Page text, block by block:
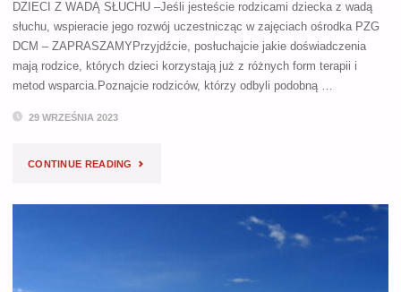
DZIECI Z WADĄ SŁUCHU –Jeśli jesteście rodzicami dziecka z wadą
słuchu, wspieracie jego rozwój uczestnicząc w zajęciach ośrodka PZG
DCM – ZAPRASZAMYPrzyjdźcie, posłuchajcie jakie doświadczenia
mają rodzice, których dzieci korzystają już z różnych form terapii i
metod wsparcia.Poznajcie rodziców, którzy odbyli podobną …
29 WRZEŚNIA 2023
CONTINUE READING "SPOTKANIE